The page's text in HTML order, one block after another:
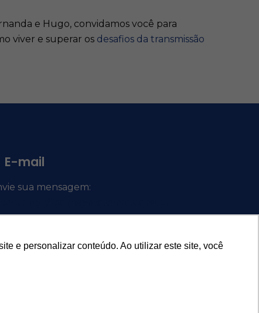
e personalizar conteúdo. Ao utilizar este site, você
e Hugo, convidamos você para
viver e superar os desafios da transmissão
E-mail
sua mensagem: